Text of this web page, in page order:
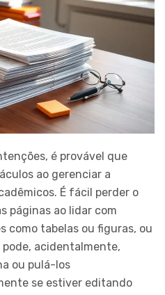
é provável que
ao gerenciar a
É fácil perder o
páginas ao lidar com
como tabelas ou figuras, ou
acidentalmente,
ou pulá-los
se estiver editando